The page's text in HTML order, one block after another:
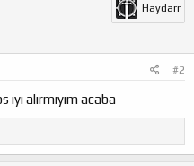
Haydarr
#2
ıyı alırmıyım acaba